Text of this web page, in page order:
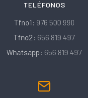
TELÉFONOS
Tfno1: 976 500 990
Tfno2: 656 819 497
Whatsapp: 656 819 497